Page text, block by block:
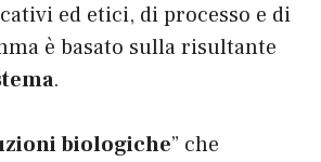
ed etici, di processo e di
è basato sulla risultante
.
biologiche” che